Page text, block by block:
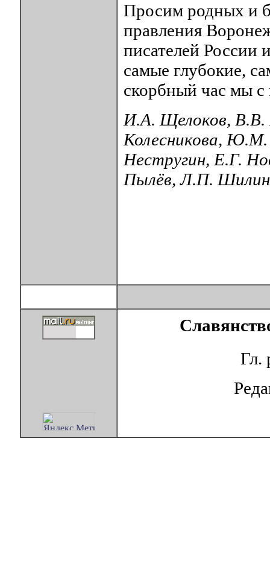
Просим родных и
правления
писателей России
самые глубокие,
скорбный час мы с
И.А. Щелоков, В.В.
Колесникова,
Нестругин, Е.Г.
Пылёв, Л.П.
Гл.